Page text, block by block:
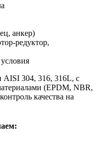
анкер)
редуктор,
304, 316, 316L, с
(EPDM, NBR,
качества на